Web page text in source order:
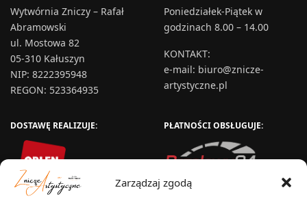
Zarządzaj zgodą
Wytwórnia Zniczy – Rafał
Abramowski
ul. Mostowa 82
05-310 Kałuszyn
NIP: 8222395948
REGON: 523364935
Poniedziałek-Piątek w
godzinach 8.00 – 14.00
KONTAKT:
e-mail: biuro@znicze-
artystyczne.pl
DOSTAWĘ REALIZUJE: PŁATNOŚCI OBSŁUGUJE: